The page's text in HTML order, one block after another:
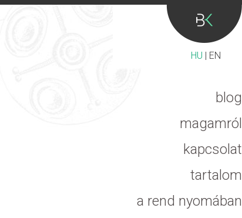
HU | EN
blog
magamról
kapcsolat
tartalom
a rend nyomában